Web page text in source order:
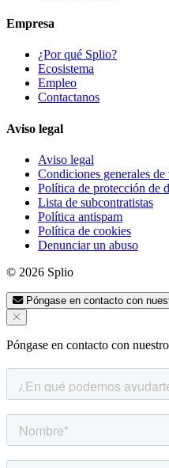
Empresa
¿Por qué Splio?
Ecosistema
Empleo
Contactanos
Aviso legal
Aviso legal
Condiciones generales de
Política de protección de
Lista de subcontratistas
Política antispam
Política de cookies
Denunciar un abuso
© 2026 Splio
Póngase en contacto con
Póngase en contacto con